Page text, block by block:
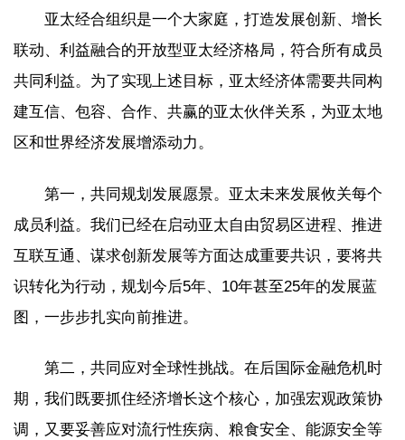
亚太经合组织是一个大家庭，打造发展创新、增长
联动、利益融合的开放型亚太经济格局，符合所有成员
共同利益。为了实现上述目标，亚太经济体需要共同构
建互信、包容、合作、共赢的亚太伙伴关系，为亚太地
区和世界经济发展增添动力。
第一，共同规划发展愿景。亚太未来发展攸关每个
成员利益。我们已经在启动亚太自由贸易区进程、推进
互联互通、谋求创新发展等方面达成重要共识，要将共
识转化为行动，规划今后5年、10年甚至25年的发展蓝
图，一步步扎实向前推进。
第二，共同应对全球性挑战。在后国际金融危机时
期，我们既要抓住经济增长这个核心，加强宏观政策协
调，又要妥善应对流行性疾病、粮食安全、能源安全等